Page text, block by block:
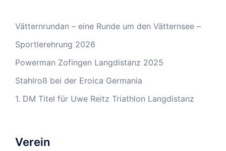
Vätternrundan – eine Runde um den Vätternsee –
Sportlerehrung 2026
Powerman Zofingen Langdistanz 2025
Stahlroß bei der Eroica Germania
1. DM Titel für Uwe Reitz Triathlon Langdistanz
Verein